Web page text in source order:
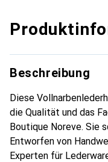
Beschreibung
Diese
die Qualität und das
Boutique Noreve. Sie
Entworfen von
Experten für